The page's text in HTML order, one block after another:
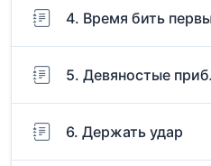
4. Время бить
5. Девяностые
6. Держать удар